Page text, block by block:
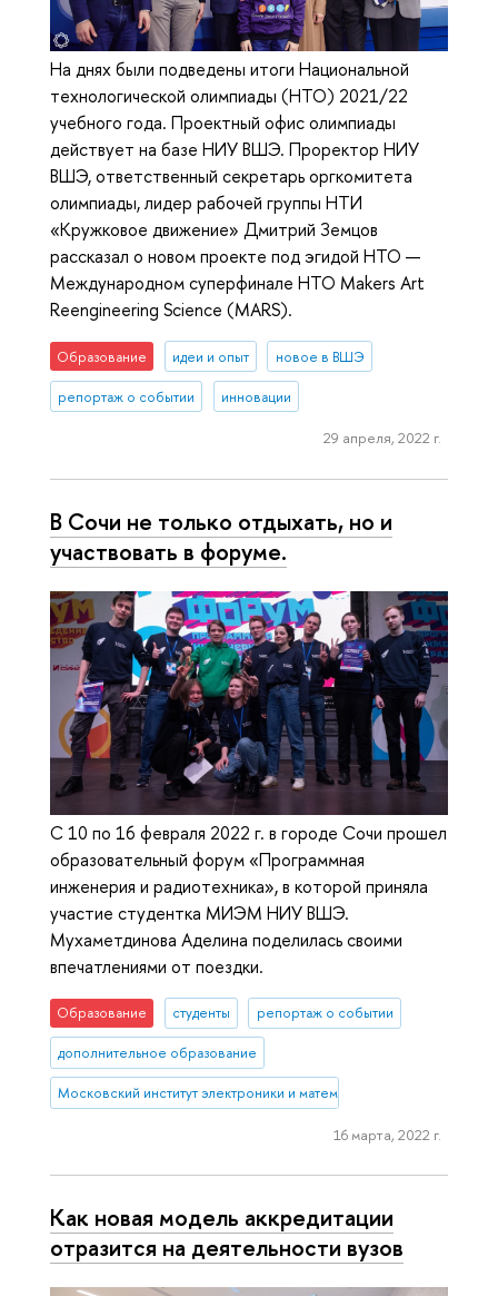
На днях были подведены итоги Национальной
технологической олимпиады (НТО) 2021/22
учебного года. Проектный офис олимпиады
действует на базе НИУ ВШЭ. Проректор НИУ
ВШЭ, ответственный секретарь оргкомитета
олимпиады, лидер рабочей группы НТИ
«Кружковое движение» Дмитрий Земцов
рассказал о новом проекте под эгидой НТО —
Международном суперфинале НТО Makers Art
Reengineering Science (MARS).
Образование идеи и опыт новое в ВШЭ
репортаж о событии инновации
29 апреля, 2022 г.
В Сочи не только отдыхать, но и
участвовать в форуме.
С 10 по 16 февраля 2022 г. в городе Сочи прошел
образовательный форум «Программная
инженерия и радиотехника», в которой приняла
участие студентка МИЭМ НИУ ВШЭ.
Мухаметдинова Аделина поделилась своими
впечатлениями от поездки.
Образование студенты репортаж о событии
дополнительное образование
Московский институт электроники и математики им. А.Н. Тихонова
16 марта, 2022 г.
Как новая модель аккредитации
отразится на деятельности вузов